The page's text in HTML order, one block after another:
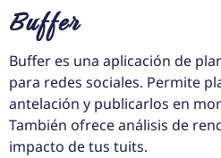
Buffer
Buffer es una aplicación de
para redes sociales. Permite
antelación y publicarlos en
También ofrece análisis de
impacto de tus tuits.